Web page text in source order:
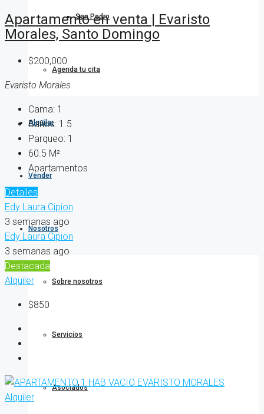
San Pedro
Agenda tu cita
Alquilar
Vender
Nosotros
Sobre nosotros
Servicios
Asociados
Apartamento en venta | Evaristo
Morales, Santo Domingo
$200,000
Evaristo Morales
Cama: 1
Baños: 1.5
Parqueo: 1
60.5 M²
Apartamentos
Detalles
Edy Laura Cipion
3 semanas ago
Edy Laura Cipion
3 semanas ago
Destacada
Alquiler
$850
Alquiler